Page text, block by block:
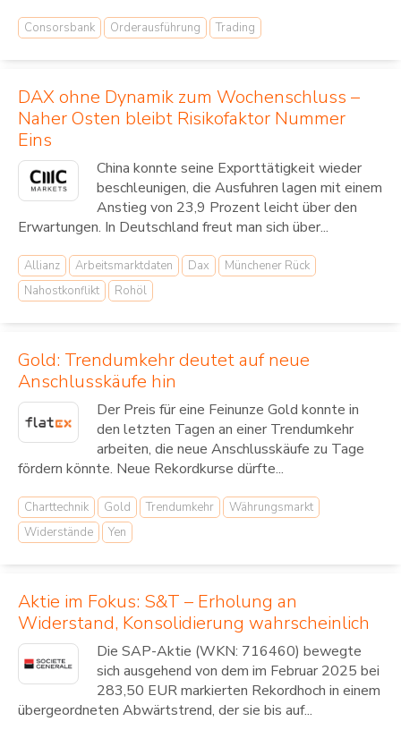
Consorsbank Orderausführung Trading
DAX ohne Dynamik zum Wochenschluss –
Naher Osten bleibt Risikofaktor Nummer
Eins
China konnte seine Exporttätigkeit wieder
beschleunigen, die Ausfuhren lagen mit einem
Anstieg von 23,9 Prozent leicht über den
Erwartungen. In Deutschland freut man sich über...
Allianz Arbeitsmarktdaten Dax
Münchener Rück
Nahostkonflikt
Rohöl
Gold: Trendumkehr deutet auf neue
Anschlusskäufe hin
Der Preis für eine Feinunze Gold konnte in
den letzten Tagen an einer Trendumkehr
arbeiten, die neue Anschlusskäufe zu Tage
fördern könnte. Neue Rekordkurse dürfte...
Charttechnik Gold Trendumkehr
Währungsmarkt
Widerstände
Yen
Aktie im Fokus: S&T – Erholung an
Widerstand, Konsolidierung wahrscheinlich
Die SAP-Aktie (WKN: 716460) bewegte
sich ausgehend von dem im Februar 2025 bei
283,50 EUR markierten Rekordhoch in einem
übergeordneten Abwärtstrend, der sie bis auf...